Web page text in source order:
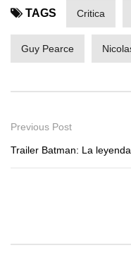
TAGS Critica
Guy Pearce
Previous Post
Trailer Batman: La